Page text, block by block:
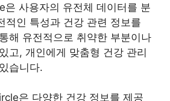
은 사용자의 유전체 데이터를 분
적인 특성과 건강 관련 정보를
해 유전적으로 취약한 부분이나
고, 개인에게 맞춤형 건강 관리
습니다.
은 다양한 건강 정보를 제공